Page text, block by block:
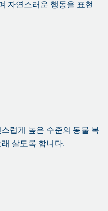
자연스러운 행동을 표현
럽게 높은 수준의 동물 복
살도록 합니다.